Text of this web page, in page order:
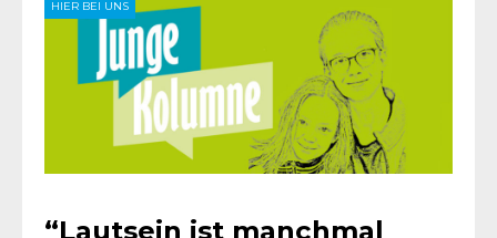
HIER BEI UNS
“Lautsein ist manchmal